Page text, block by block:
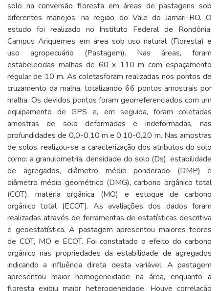
solo na conversão floresta em áreas de pastagens sob
diferentes manejos, na região do Vale do Jamari-RO. O
estudo foi realizado no Instituto Federal de Rondônia,
Campus Ariquemes em área sob uso natural (Floresta) e
uso agropecuário (Pastagem). Nas áreas, foram
estabelecidas malhas de 60 x 110 m com espaçamento
regular de 10 m. As coletasforam realizadas nos pontos de
cruzamento da malha, totalizando 66 pontos amostrais por
malha. Os devidos pontos foram georreferenciados com um
equipamento de GPS e, em seguida, foram coletadas
amostras de solo deformadas e indeformadas, nas
profundidades de 0,0-0,10 m e 0,10-0,20 m. Nas amostras
de solos, realizou-se a caracterização dos atributos do solo
como: a granulometria, densidade do solo (Ds), estabilidade
de agregados, diâmetro médio ponderado (DMP) e
diâmetro médio geométrico (DMG), carbono orgânico total
(COT), matéria orgânica (MO) e estoque de carbono
orgânico total (ECOT). As avaliações dos dados foram
realizadas através de ferramentas de estatísticas descritiva
e geoestatística. A pastagem apresentou maiores teores
de COT, MO e ECOT. Foi constatado o efeito do carbono
orgânico nas propriedades da estabilidade de agregados
indicando a influência direta desta variável. A pastagem
apresentou maior homogeneidade na área, enquanto a
floresta exibiu maior heterogeneidade. Houve correlação